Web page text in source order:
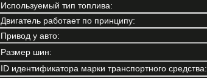
Используемый тип топлива:
Двигатель работает по принципу:
Привод у авто:
Размер шин:
ID идентификатора марки транспортного средства: